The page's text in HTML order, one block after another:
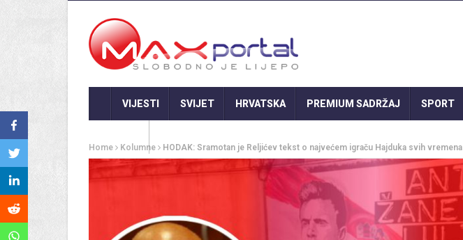
VIJESTI SVIJET HRVATSKA PREMIUM SADRŽAJ SPORT
Home Kolumne HODAK: Sramotan je Reljićev tekst o najvećem igraču Hajduka svih vremena